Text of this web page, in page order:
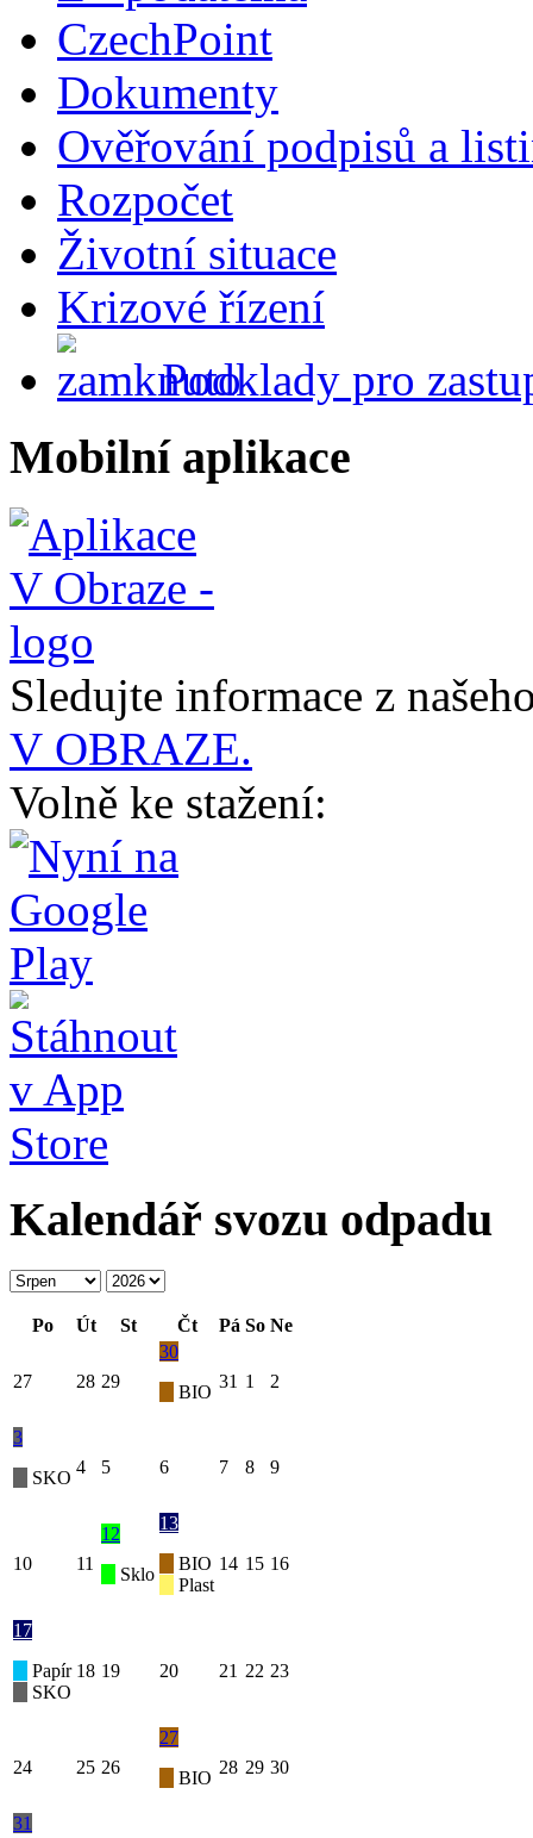
CzechPoint
Dokumenty
Ověřování podpisů a
Rozpočet
Životní situace
Krizové řízení
Podklady pro
Mobilní aplikace
Sledujte informace z
V OBRAZE.
Volně ke stažení:
Kalendář svozu odpadu
Po Út St Čt Pá So Ne
27 28 29
30
BIO
31 1 2
3
SKO
4 5 6 7 8 9
10 11
12
Sklo
13
BIO
Plast
14 15 16
17
Papír
SKO
18 19 20 21 22 23
24 25 26
27
BIO
28 29 30
31